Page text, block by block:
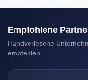
Empfohlene
Handverlesene
empfehlen.